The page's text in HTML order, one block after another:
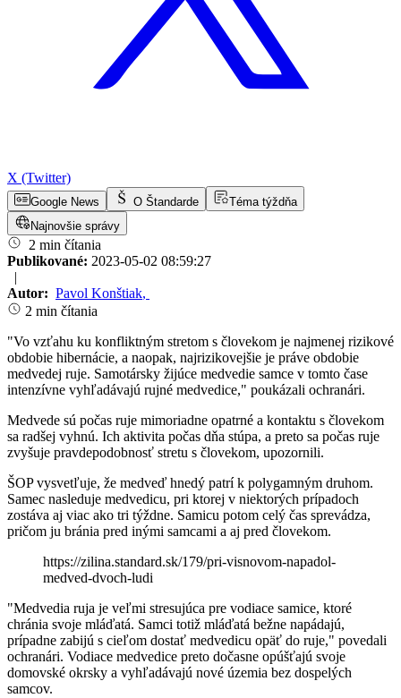
X (Twitter)
Google News O Štandarde
Téma týždňa
Najnovšie správy
2 min čítania
Publikované: 2023-05-02 08:59:27
|
Autor: Pavol Konštiak,
2 min čítania
"Vo vzťahu ku konfliktným stretom s človekom je najmenej rizikové
obdobie hibernácie, a naopak, najrizikovejšie je práve obdobie
medvedej ruje. Samotársky žijúce medvedie samce v tomto čase
intenzívne vyhľadávajú rujné medvedice," poukázali ochranári.
Medvede sú počas ruje mimoriadne opatrné a kontaktu s človekom
sa radšej vyhnú. Ich aktivita počas dňa stúpa, a preto sa počas ruje
zvyšuje pravdepodobnosť stretu s človekom, upozornili.
ŠOP vysvetľuje, že medveď hnedý patrí k polygamným druhom.
Samec nasleduje medvedicu, pri ktorej v niektorých prípadoch
zostáva aj viac ako tri týždne. Samicu potom celý čas sprevádza,
pričom ju bránia pred inými samcami a aj pred človekom.
https://zilina.standard.sk/179/pri-visnovom-napadol-
medved-dvoch-ludi
"Medvedia ruja je veľmi stresujúca pre vodiace samice, ktoré
chránia svoje mláďatá. Samci totiž mláďatá bežne napádajú,
prípadne zabijú s cieľom dostať medvedicu opäť do ruje," povedali
ochranári. Vodiace medvedice preto dočasne opúšťajú svoje
domovské okrsky a vyhľadávajú nové územia bez dospelých
samcov.